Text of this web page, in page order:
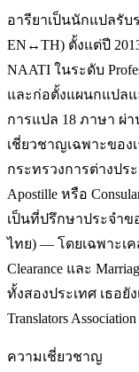
อารียาเป็นนักแปลรับ
EN↔TH) ตั้งแต่ปี
NAATI ในระดับ
และก่อตั้งแผนกแปล
การแปล 18 ภาษา ผ่
เชี่ยวชาญเฉพาะของ
กระทรวงการต่างประ
Apostille หรือ
เป็นที่ปรึกษาประจำข
ไทย) — โดยเฉพาะเค
Clearance และ
ทั้งสองประเทศ เธอยั
Translators
ความเชี่ยวชาญ